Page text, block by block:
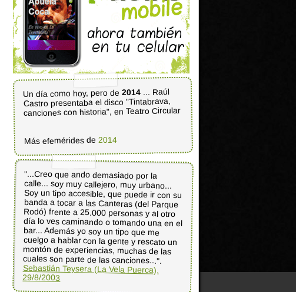
Un día como hoy, pero de2014 ... Raúl
Castro presentaba el disco "Tintabrava,
canciones con historia", en Teatro Circular
Más efemérides de 2014
"...Creo que ando demasiado por la
calle... soy muy callejero, muy urbano...
Soy un tipo accesible, que puede ir con su
banda a tocar a las Canteras (del Parque
Rodó) frente a 25.000 personas y al otro
día lo ves caminando o tomando una en el
bar... Además yo soy un tipo que me
cuelgo a hablar con la gente y rescato un
montón de experiencias, muchas de las
cuales son parte de las canciones...".
Sebastián Teysera (La Vela Puerca),
29/8/2003